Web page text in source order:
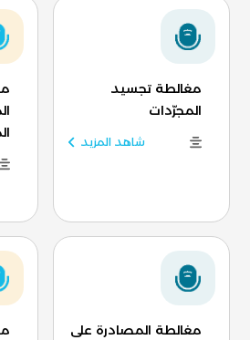
مغالطة تجسيد
المجرّدات
شاهد المزيد
مغالطة المصادرة على